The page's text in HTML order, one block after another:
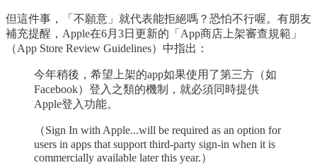
但這件事，「不願意」就代表能拒絕嗎？恐怕不行喔。有朋友
補充提醒，Apple在6月3日更新的「App商店上架審查規範」
（App Store Review Guidelines）中指出：
今年稍後，希望上架的app如果使用了第三方（如
Facebook）登入之類的機制，就必須同時提供
Apple登入功能。
（Sign In with Apple...will be required as an option for
users in apps that support third-party sign-in when it is
commercially available later this year.）